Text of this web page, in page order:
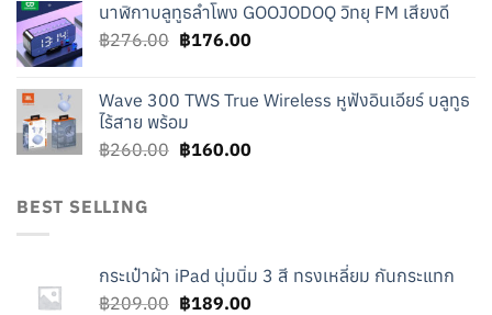
was:
฿219.00.
is:
฿119.00.
นาฬิกาบลูทูธลำโพง GOOJODOQ วิทยุ FM เสียงดี
฿276.00 Original
฿276.00.
฿176.00Current
฿176.00.
Wave 300 TWS True Wireless หูฟังอินเอียร์ บลูทูธ
ไร้สาย พร้อม
฿260.00 Original
฿160.00Current
BEST SELLING
กระเป๋าผ้า iPad นุ่มนิ่ม 3 สี ทรงเหลี่ยม กันกระแทก
฿209.00 Original
฿189.00Current